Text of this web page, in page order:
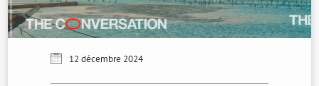
12 décembre 2024